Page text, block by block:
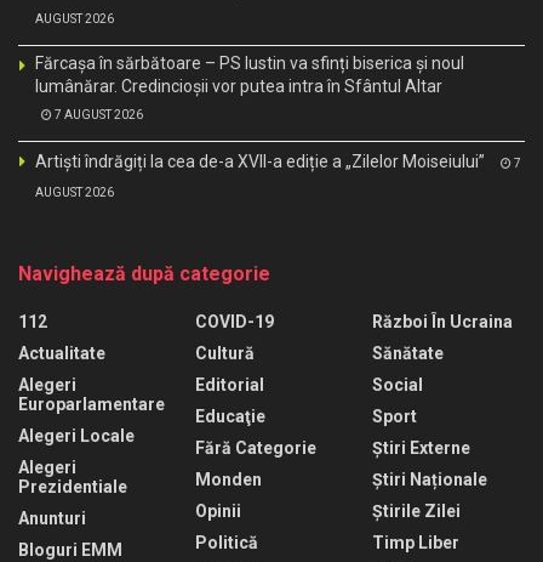
AUGUST 2026
Fărcașa în sărbătoare – PS Iustin va sfinți biserica și noul
lumânărar. Credincioșii vor putea intra în Sfântul Altar
7 AUGUST 2026
Artiști îndrăgiți la cea de-a XVII-a ediție a „Zilelor Moiseiului” 7
AUGUST 2026
Navighează după categorie
112
Actualitate
Alegeri
Europarlamentare
Alegeri Locale
Alegeri
Prezidentiale
Anunturi
Bloguri EMM
COVID-19
Cultură
Editorial
Educaţie
Fără Categorie
Monden
Opinii
Politică
Război În Ucraina
Sănătate
Social
Sport
Știri Externe
Știri Naționale
Știrile Zilei
Timp Liber